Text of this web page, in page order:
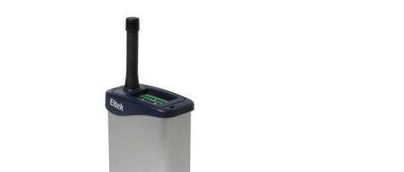
Analoge/Digitale
radiotransmitters